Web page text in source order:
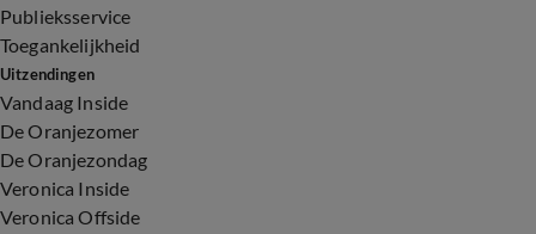
Publieksservice
Toegankelijkheid
Uitzendingen
Vandaag Inside
De Oranjezomer
De Oranjezondag
Veronica Inside
Veronica Offside